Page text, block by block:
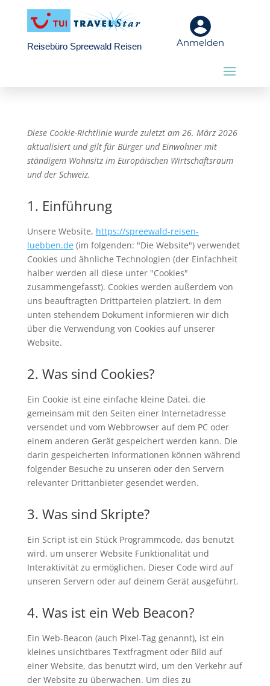
Reisebüro Spreewald Reisen Anmelden
Diese Cookie-Richtlinie wurde zuletzt am 26. März 2026
aktualisiert und gilt für Bürger und Einwohner mit
ständigem Wohnsitz im Europäischen Wirtschaftsraum
und der Schweiz.
1. Einführung
Unsere Website, https://spreewald-reisen-
luebben.de(im folgenden: "Die Website") verwendet
Cookies und ähnliche Technologien (der Einfachheit
halber werden all diese unter "Cookies"
zusammengefasst). Cookies werden außerdem von
uns beauftragten Drittparteien platziert. In dem
unten stehendem Dokument informieren wir dich
über die Verwendung von Cookies auf unserer
Website.
2. Was sind Cookies?
Ein Cookie ist eine einfache kleine Datei, die
gemeinsam mit den Seiten einer Internetadresse
versendet und vom Webbrowser auf dem PC oder
einem anderen Gerät gespeichert werden kann. Die
darin gespeicherten Informationen können während
folgender Besuche zu unseren oder den Servern
relevanter Drittanbieter gesendet werden.
3. Was sind Skripte?
Ein Script ist ein Stück Programmcode, das benutzt
wird, um unserer Website Funktionalität und
Interaktivität zu ermöglichen. Dieser Code wird auf
unseren Servern oder auf deinem Gerät ausgeführt.
4. Was ist ein Web Beacon?
Ein Web-Beacon (auch Pixel-Tag genannt), ist ein
kleines unsichtbares Textfragment oder Bild auf
einer Website, das benutzt wird, um den Verkehr auf
der Website zu überwachen. Um dies zu